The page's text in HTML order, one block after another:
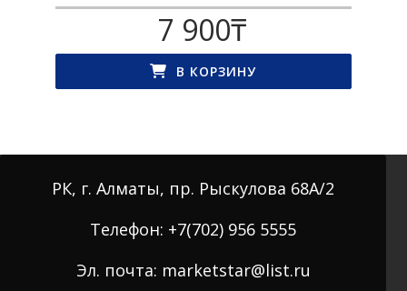
7 900₸
В КОРЗИНУ
РК, г. Алматы, пр. Рыскулова 68А/2
Телефон: +7(702) 956 5555
Эл. почта: marketstar@list.ru